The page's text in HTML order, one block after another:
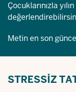
Çocuklarınızla
Metin en son
STRESSIZ